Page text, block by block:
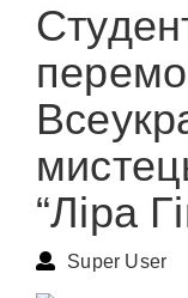
“Ліра
Super User